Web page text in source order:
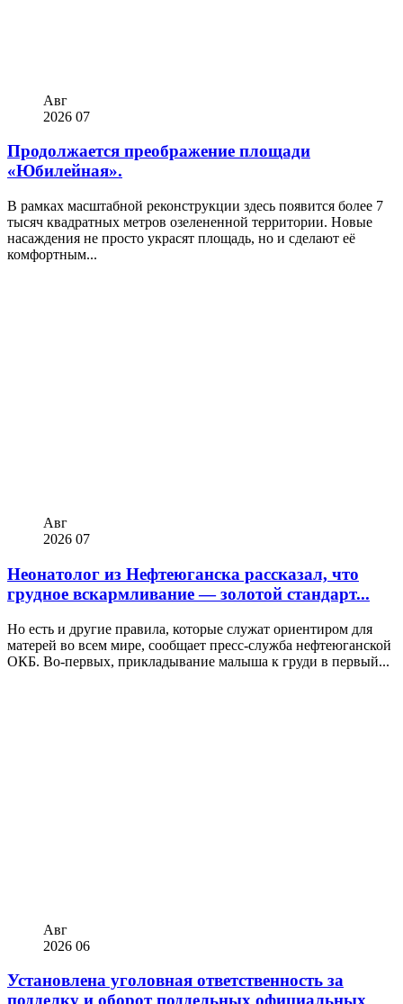
Авг
2026 07
Продолжается преображение площади
«Юбилейная».
В рамках масштабной реконструкции здесь появится более 7
тысяч квадратных метров озелененной территории. Новые
насаждения не просто украсят площадь, но и сделают её
комфортным...
Авг
2026 07
Неонатолог из Нефтеюганска рассказал, что
грудное вскармливание — золотой стандарт...
Но есть и другие правила, которые служат ориентиром для
матерей во всем мире, сообщает пресс-служба нефтеюганской
ОКБ. Во-первых, прикладывание малыша к груди в первый...
Авг
2026 06
Установлена уголовная ответственность за